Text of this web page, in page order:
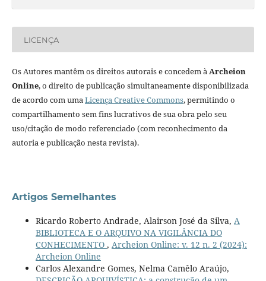
LICENÇA
Os Autores mantêm os direitos autorais e concedem àArcheion
Online, o direito de publicação simultaneamente disponibilizada
de acordo com umaLicença Creative Commons, permitindo o
compartilhamento sem fins lucrativos de sua obra pelo seu
uso/citação de modo referenciado (com reconhecimento da
autoria e publicação nesta revista).
Artigos Semelhantes
Ricardo Roberto Andrade, Alairson José da Silva, A
BIBLIOTECA E O ARQUIVO NA VIGILÂNCIA DO
CONHECIMENTO , Archeion Online: v. 12 n. 2 (2024):
Archeion Online
Carlos Alexandre Gomes, Nelma Camêlo Araújo,